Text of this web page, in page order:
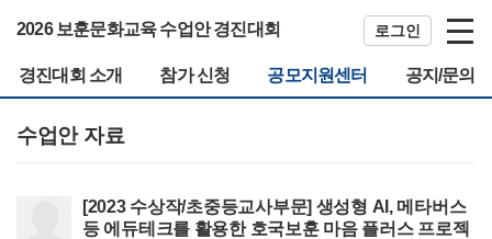
2026 보훈문화교육 수업안 경진대회 로그인
경진대회 소개 참가 신청 공모지원센터 공지/문의
수업안 자료
[2023 수상작/초중등교사부문] 생성형 AI, 메타버스
등 에듀테크를 활용한 호국보훈 마음 플러스 프로젝